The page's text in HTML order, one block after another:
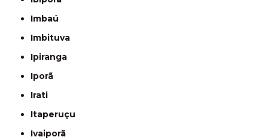
Imbaú
Imbituva
Ipiranga
Iporã
Irati
Itaperuçu
Ivaiporã